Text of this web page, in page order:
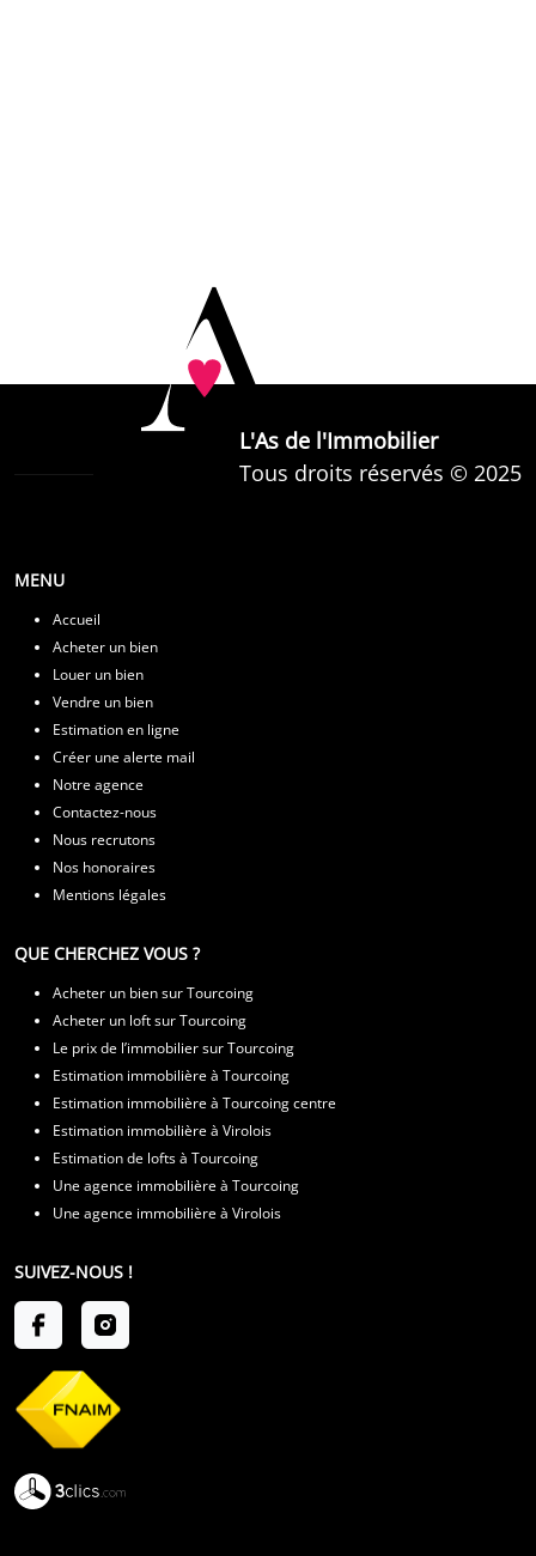
L'As de l'Immobilier
Tous droits réservés © 2025
MENU
Accueil
Acheter un bien
Louer un bien
Vendre un bien
Estimation en ligne
Créer une alerte mail
Notre agence
Contactez-nous
Nous recrutons
Nos honoraires
Mentions légales
QUE CHERCHEZ VOUS ?
Acheter un bien sur Tourcoing
Acheter un loft sur Tourcoing
Le prix de l’immobilier sur Tourcoing
Estimation immobilière à Tourcoing
Estimation immobilière à Tourcoing centre
Estimation immobilière à Virolois
Estimation de lofts à Tourcoing
Une agence immobilière à Tourcoing
Une agence immobilière à Virolois
SUIVEZ-NOUS !